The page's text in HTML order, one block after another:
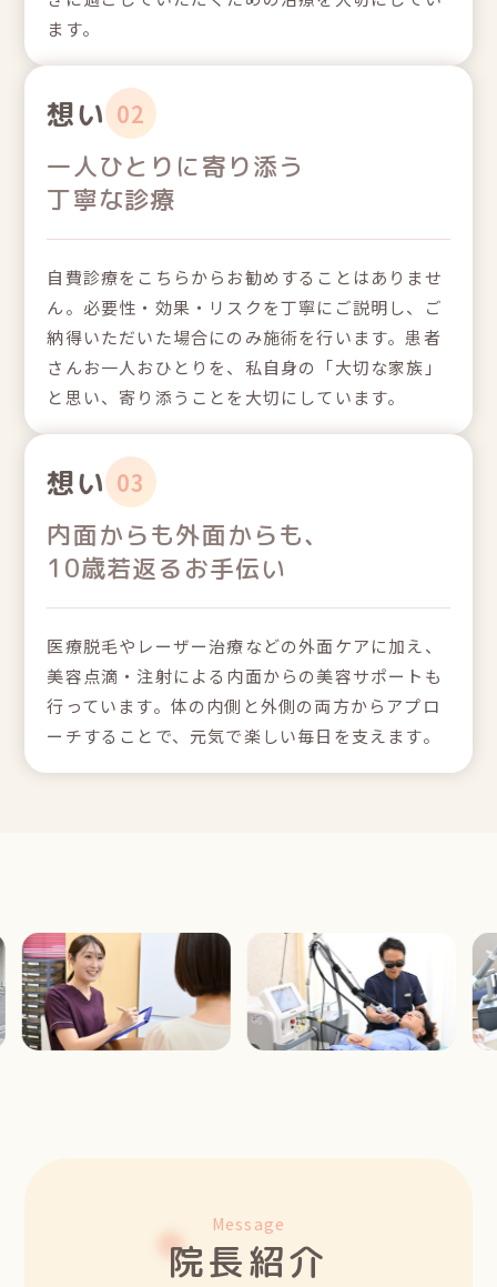
ます。
想い 02
一人ひとりに寄り添う
丁寧な診療
自費診療をこちらからお勧めすることはありませ
ん。必要性・効果・リスクを丁寧にご説明し、ご
納得いただいた場合にのみ施術を行います。患者
さんお一人おひとりを、私自身の「大切な家族」
と思い、寄り添うことを大切にしています。
想い 03
内面からも外面からも、
10歳若返るお手伝い
医療脱毛やレーザー治療などの外面ケアに加え、
美容点滴・注射による内面からの美容サポートも
行っています。体の内側と外側の両方からアプロ
ーチすることで、元気で楽しい毎日を支えます。
Message
院長紹介